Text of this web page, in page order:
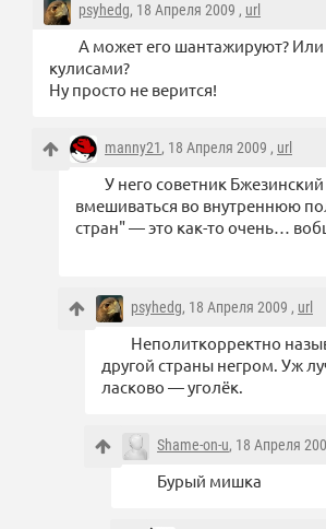
psyhedg, 18 Апреля 2009 , url
А может его шантажируют? Или
кулисами?
Ну просто не верится!
manny21, 18 Апреля 2009 , url
У него советник
вмешиваться во внутреннюю
стран" — это как-то очень…
psyhedg, 18 Апреля 2009 , url
Неполиткорректно
другой страны негром. Уж
ласково — уголёк.
Shame-on-u, 18 Апреля
Бурый мишка